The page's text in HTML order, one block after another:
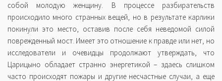
собой молодую женщину. В процессе разбирательств
происходило много странных вещей, но в результате карлики
покинули это место, оставив после себя неведомой силой
поврежденный мост. Имеет это отношение к правде или нет, но
исследователи и очевидцы продолжают утверждать, что
Царицыно обладает странно энергетикой – здаесь слишком
часто происходят пожары и другие несчастные случаи, а еще